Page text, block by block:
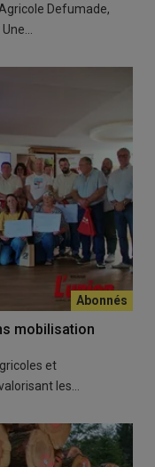
Defumade,
mobilisation
et
les…